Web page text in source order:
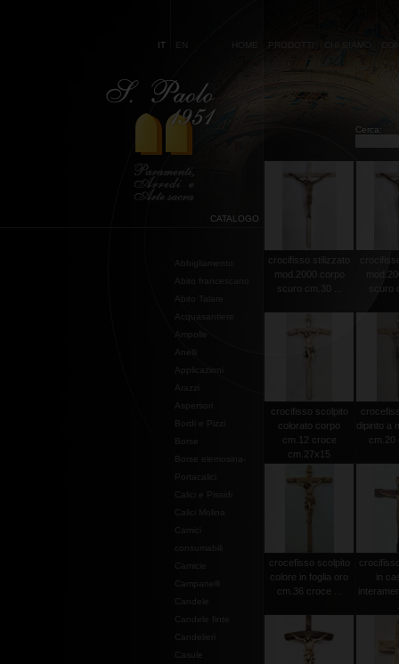
IT EN HOME PRODOTTI CHI SIAMO
Cerca:
CATALOGO
Abbigliamento
Abito francescano
Abito Talare
Acquasantiere
Ampolle
Anelli
Applicazioni
Arazzi
Aspersori
Bordi e Pizzi
Borse
Borse elemosina-
Portacalici
Calici e Pissidi
Calici Molina
Campanelli
Candele
Candele finte
Candelieri
Casule
crocifisso stilizzato
mod.2000 corpo
scuro cm.30 ...
scuro
crocifisso scolpito
colorato corpo
cm.12 croce
cm.27x15
dipinto a
cm.20
crocefisso scolpito
colore in foglia oro
cm.36 croce ...
in